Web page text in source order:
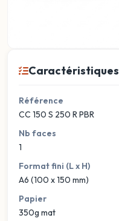
Caractéristiques
Référence
CC 150 S 250 R PBR
Nb faces
1
Format fini (L x H)
A6 (100 x 150 mm)
Papier
350g mat